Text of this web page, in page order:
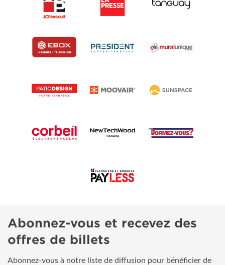
Abonnez-vous et recevez des
offres de billets
Abonnez-vous à notre liste de diffusion pour bénéficier de